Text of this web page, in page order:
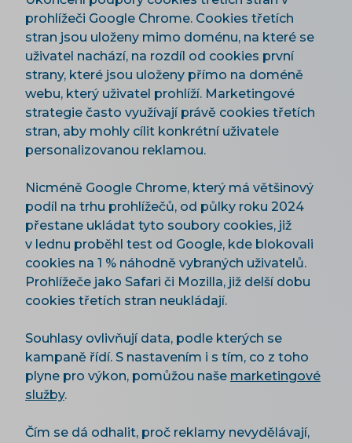
prohlížeči Google Chrome. Cookies třetích
stran jsou uloženy mimo doménu, na které se
uživatel nachází, na rozdíl od cookies první
strany, které jsou uloženy přímo na doméně
webu, který uživatel prohlíží. Marketingové
strategie často využívají právě cookies třetích
stran, aby mohly cílit konkrétní uživatele
personalizovanou reklamou.
Nicméně Google Chrome, který má většinový
podíl na trhu prohlížečů, od půlky roku 2024
přestane ukládat tyto soubory cookies, již
v lednu proběhl test od Google, kde blokovali
cookies na 1 % náhodně vybraných uživatelů.
Prohlížeče jako Safari či Mozilla, již delší dobu
cookies třetích stran neukládají.
Souhlasy ovlivňují data, podle kterých se
kampaně řídí. S nastavením i s tím, co z toho
plyne pro výkon, pomůžou naše marketingové
služby.
Čím se dá odhalit, proč reklamy nevydělávají,